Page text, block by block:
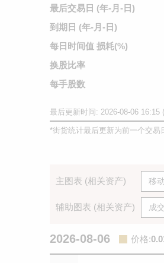
最后交易日 (年-月-日)
到期日 (年-月-日)
每日时间值 损耗(%)
换股比率
每手股数
最后更新时间: 2026-08-06 16:15
*街货统计最后更新为前一个交易
主图表 (相关资产)
辅助图表 (相关资产)
2026-08-06 价格: